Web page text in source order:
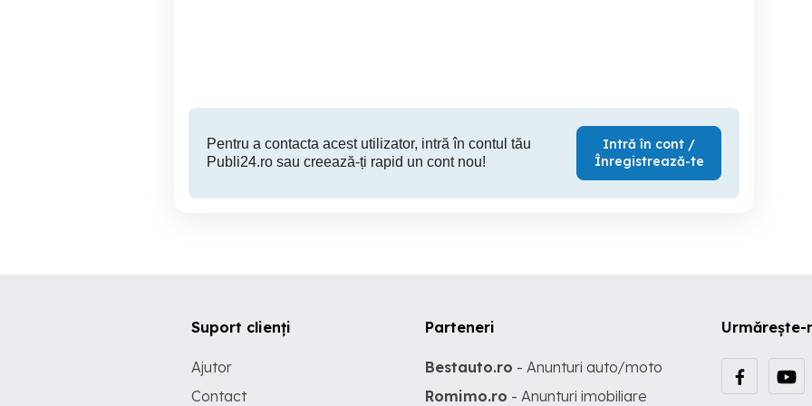
Pentru a contacta acest utilizator, intră în contul tău
Publi24.ro sau creează-ți rapid un cont nou!
Intră în cont /
Înregistrează-te
Urmărește-
Suport clienți
Ajutor
Contact
Parteneri
Bestauto.ro - Anunturi auto/moto
Romimo.ro - Anunturi imobiliare